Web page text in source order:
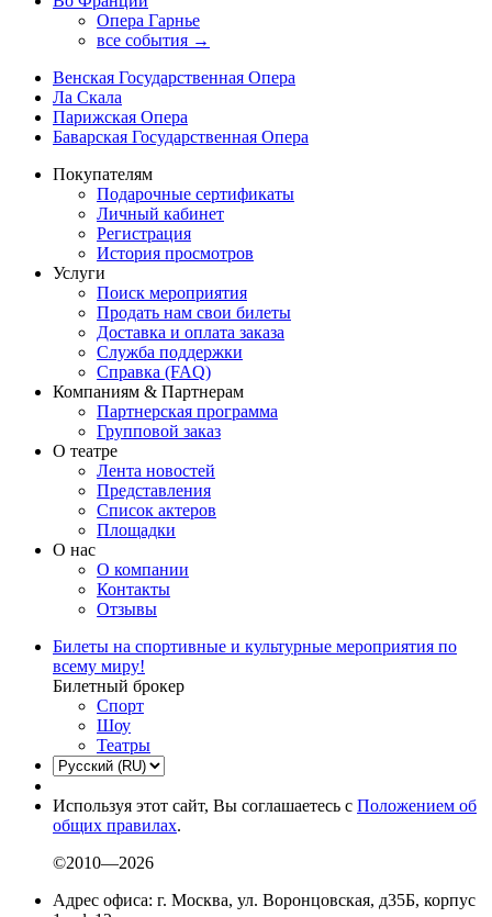
Опера Гарнье
все события →
Венская Государственная Опера
Ла Скала
Парижская Опера
Баварская Государственная Опера
Покупателям
Подарочные сертификаты
Личный кабинет
Регистрация
История просмотров
Услуги
Поиск мероприятия
Продать нам свои билеты
Доставка и оплата заказа
Служба поддержки
Справка (FAQ)
Компаниям & Партнерам
Партнерская программа
Групповой заказ
О театре
Лента новостей
Представления
Список актеров
Площадки
О нас
О компании
Контакты
Отзывы
Билеты на спортивные и культурные мероприятия по
всему миру!
Билетный брокер
Спорт
Шоу
Театры
Используя этот сайт, Вы соглашаетесь с Положением об
общих правилах.
©2010—2026
Адрес офиса: г. Москва, ул. Воронцовская, д35Б, корпус